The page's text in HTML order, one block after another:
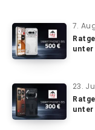
7.
unter
23.
unter